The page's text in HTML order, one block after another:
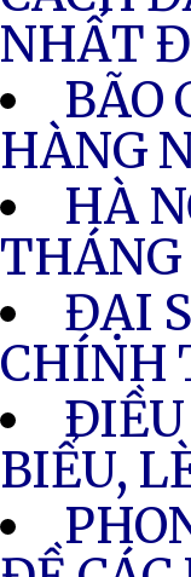
NHẤT
BÃO
HÀNG
HÀ
ĐẠI
CHÍNH
ÐIỀU
BIỂU,